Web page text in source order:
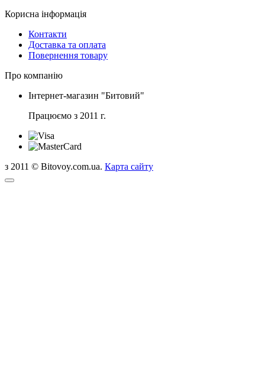
Корисна інформація
Контакти
Доставка та оплата
Повернення товару
Про компанію
Інтернет-магазин "Битовий"
Працюємо з 2011 г.
з 2011 © Bitovoy.com.ua. Карта сайту